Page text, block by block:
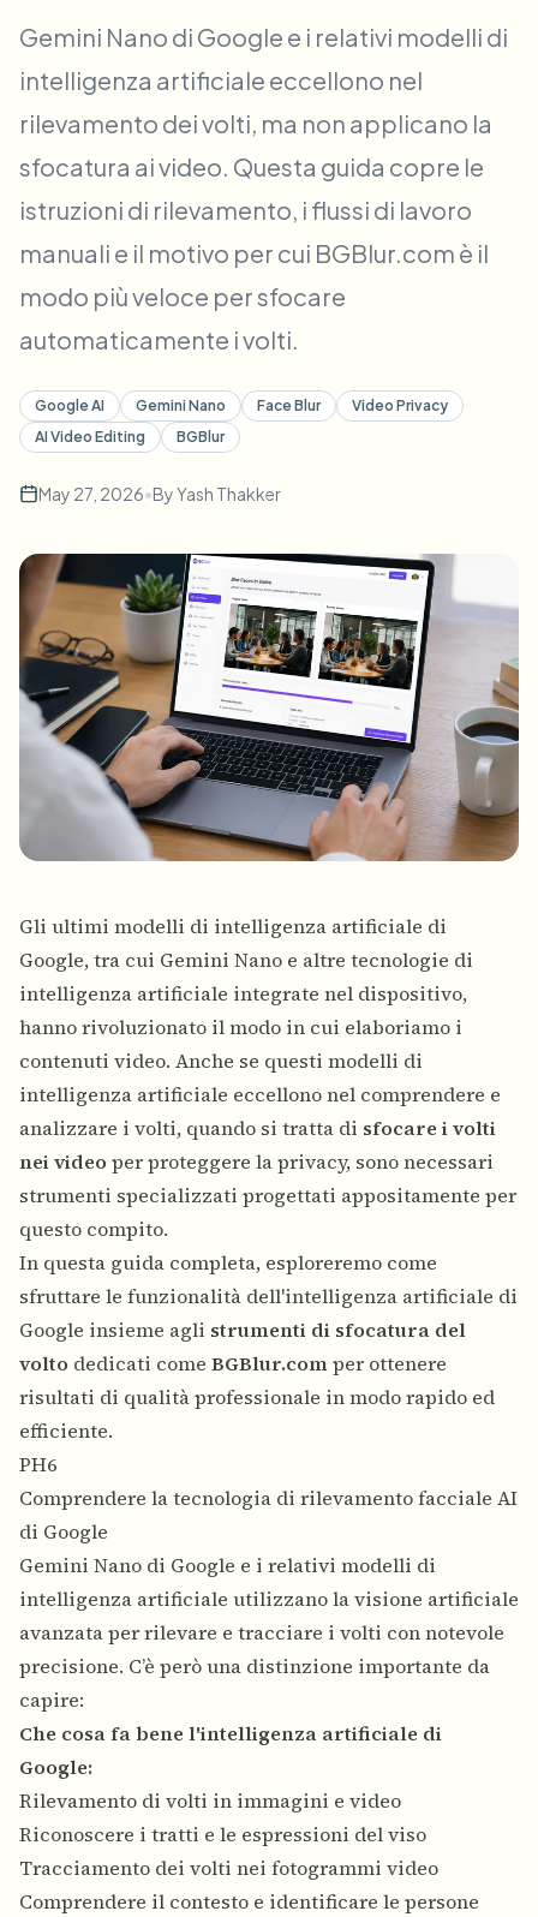
Scambio viso - Video
Intelligenza video
Sfocatura video in batch
Elabora molti video in un’unica passata
Sfocatura visi in blocco
Pipeline ad alto rendimento
Sfoca qualsiasi cosa
Zone, policy e revisione enterprise
API & SDK
Automatizza upload, job e webhook
Modulo di contatto
Intelligenza video
Rimozione sfondo in blocco
Gemini Nano di Google e i relativi modelli di
intelligenza artificiale eccellono nel
rilevamento dei volti, ma non applicano la
sfocatura ai video. Questa guida copre le
istruzioni di rilevamento, i flussi di lavoro
manuali e il motivo per cui BGBlur.com è il
modo più veloce per sfocare
automaticamente i volti.
Google AI Gemini Nano Face Blur
Video Privacy
AI Video Editing
BGBlur
May 27, 2026•ByYash Thakker
Gli ultimi modelli di intelligenza artificiale di
Google, tra cui Gemini Nano e altre tecnologie di
intelligenza artificiale integrate nel dispositivo,
hanno rivoluzionato il modo in cui elaboriamo i
contenuti video. Anche se questi modelli di
intelligenza artificiale eccellono nel comprendere e
analizzare i volti, quando si tratta di sfocare i volti
nei video per proteggere la privacy, sono necessari
strumenti specializzati progettati appositamente per
questo compito.
In questa guida completa, esploreremo come
sfruttare le funzionalità dell'intelligenza artificiale di
Google insieme agli strumenti di sfocatura del
volto dedicati come BGBlur.comper ottenere
risultati di qualità professionale in modo rapido ed
efficiente.
PH6
Comprendere la tecnologia di rilevamento facciale AI
di Google
Gemini Nano di Google e i relativi modelli di
intelligenza artificiale utilizzano la visione artificiale
avanzata per rilevare e tracciare i volti con notevole
precisione. C’è però una distinzione importante da
capire:
Che cosa fa bene l'intelligenza artificiale di
Google:
Rilevamento di volti in immagini e video
Riconoscere i tratti e le espressioni del viso
Tracciamento dei volti nei fotogrammi video
Comprendere il contesto e identificare le persone